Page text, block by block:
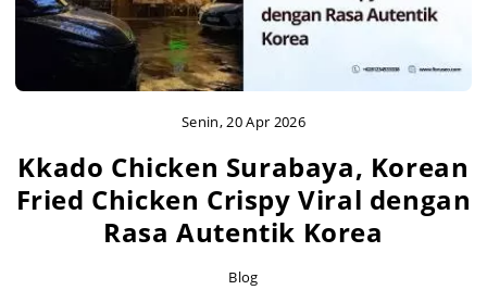
Senin, 20 Apr 2026
Kkado Chicken Surabaya, Korean
Fried Chicken Crispy Viral dengan
Rasa Autentik Korea
Blog